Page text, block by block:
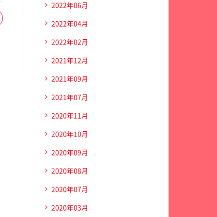
2022年06月
2022年04月
2022年02月
2021年12月
2021年09月
2021年07月
2020年11月
2020年10月
2020年09月
2020年08月
2020年07月
2020年03月